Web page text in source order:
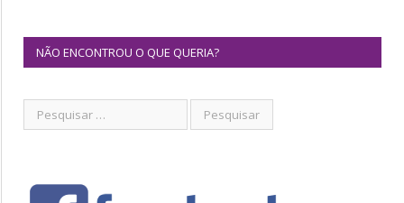
NÃO ENCONTROU O QUE QUERIA?